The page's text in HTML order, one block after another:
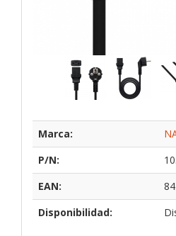
Marca:
P/N:
EAN:
Disponibilidad: